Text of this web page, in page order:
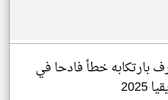
بارتكابه خطأ فادحا في